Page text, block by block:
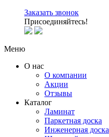
Заказать звонок
Присоединяйтесь!
Меню
О нас
О компании
Акции
Отзывы
Каталог
Ламинат
Паркетная доска
Инженерная доска